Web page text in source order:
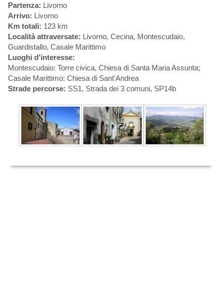
Partenza: Livorno
Arrivo: Livorno
Km totali: 123 km
Località attraversate: Livorno, Cecina, Montescudaio,
Guardistallo, Casale Marittimo
Luoghi d'interesse:
Montescudaio: Torre civica, Chiesa di Santa Maria Assunta;
Casale Marittimo: Chiesa di Sant'Andrea
Strade percorse: SS1, Strada dei 3 comuni, SP14b